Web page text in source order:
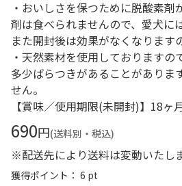
・おいしさを保つために脱酸素剤
剤は食べられませんので、愛犬に
また開封後は効果がなくなります
・天然素材を使用しております
多少ばらつきがあることがありま
せん。
【賞味／使用期限(未開封)】18ヶ
690円(送料別・税込)
※配送先により送料は変動いたしま
獲得ポイント： 6 pt